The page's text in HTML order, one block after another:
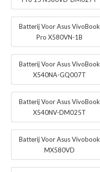
Batterij Voor Asus VivoBook
Pro X580VN-1B
Batterij Voor Asus VivoBook
X540NA-GQ007T
Batterij Voor Asus VivoBook
X540NV-DM025T
Batterij Voor Asus Vivobook
MX580VD